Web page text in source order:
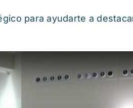
para ayudarte a